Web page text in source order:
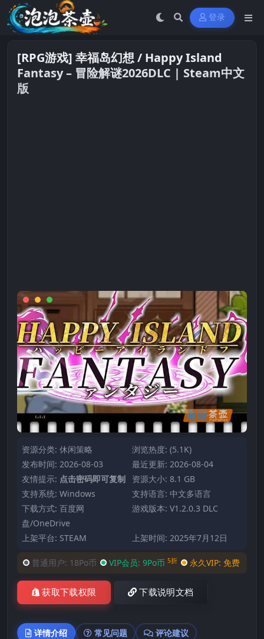
登录
[RPG游戏] 幸福岛幻想 / Happy Island
Fantasy – 冒险解谜2026DLC | Steam中文
版
资源分类: 休闲策略
浏览热度: (5.1K)
发布时间: 2026-08-03
最近更新: 2026-08-04
友情提示: 点击密码即可复制
资源大小: 8.1 GB
支持系统: Windows
支持语言: 中文多语言
下载方式: 百度网
盘/OneDrive
游戏版本: V1.2.0.3 DLC
上架平台: STEAM 上架时间: 2025年7月12日
普通用户: 18Po币 VIP会员: 9Po币 5折 永久VIP: 免费
获取下载权限 下载说明文档
详情介绍 常见问题 评论建议